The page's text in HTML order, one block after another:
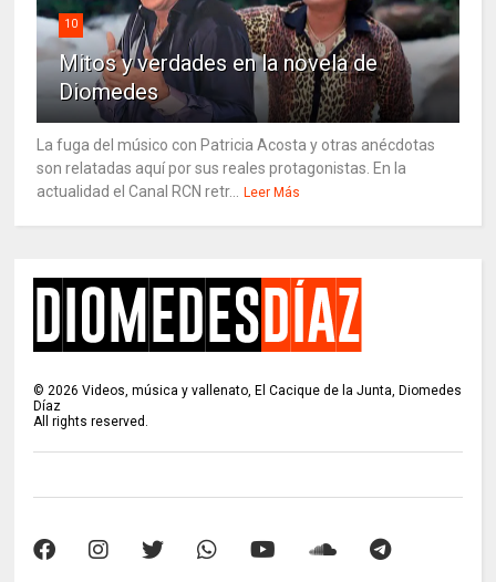
10
Mitos y verdades en la novela de
Diomedes
La fuga del músico con Patricia Acosta y otras anécdotas
son relatadas aquí por sus reales protagonistas. En la
actualidad el Canal RCN retr... Leer Más
©2026 Videos, música y vallenato, El Cacique de la Junta, Diomedes
Díaz
All rights reserved.